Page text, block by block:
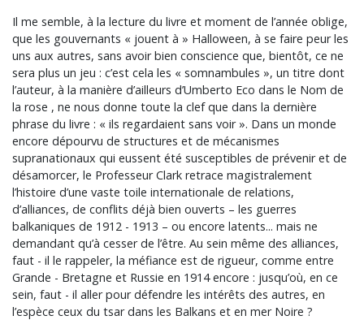
Il me semble, à la lecture du livre et moment de l’année oblige,
que les gouvernants « jouent à » Halloween, à se faire peur les
uns aux autres, sans avoir bien conscience que, bientôt, ce ne
sera plus un jeu : c’est cela les « somnambules », un titre dont
l’auteur, à la manière d’ailleurs d’Umberto Eco dans le Nom de
la rose , ne nous donne toute la clef que dans la dernière
phrase du livre : « ils regardaient sans voir ». Dans un monde
encore dépourvu de structures et de mécanismes
supranationaux qui eussent été susceptibles de prévenir et de
désamorcer, le Professeur Clark retrace magistralement
l’histoire d’une vaste toile internationale de relations,
d’alliances, de conflits déjà bien ouverts – les guerres
balkaniques de 1912 - 1913 – ou encore latents... mais ne
demandant qu’à cesser de l’être. Au sein même des alliances,
faut - il le rappeler, la méfiance est de rigueur, comme entre
Grande - Bretagne et Russie en 1914 encore : jusqu’où, en ce
sein, faut - il aller pour défendre les intérêts des autres, en
l’espèce ceux du tsar dans les Balkans et en mer Noire ?